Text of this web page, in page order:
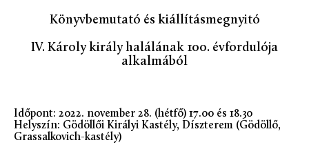
Könyvbemutató és kiállításmegnyitó
IV. Károly király halálának 100. évfordulója
alkalmából
Időpont: 2022. november 28. (hétfő) 17.00 és 18.30
Helyszín: Gödöllői Királyi Kastély, Díszterem (Gödöllő,
Grassalkovich-kastély)